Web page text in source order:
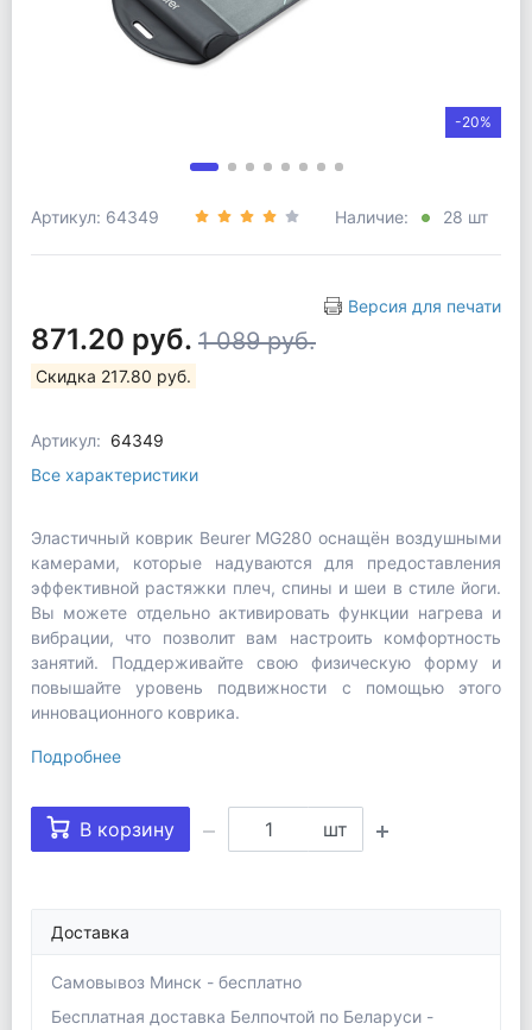
-20%
Артикул: 64349 Наличие: 28 шт
Версия для печати
871.20 руб. 1 089 руб.
Скидка 217.80 руб.
Артикул: 64349
Все характеристики
Эластичный коврик Beurer MG280 оснащён воздушными
камерами, которые надуваются для предоставления
эффективной растяжки плеч, спины и шеи в стиле йоги.
Вы можете отдельно активировать функции нагрева и
вибрации, что позволит вам настроить комфортность
занятий. Поддерживайте свою физическую форму и
повышайте уровень подвижности с помощью этого
инновационного коврика.
Подробнее
В корзину шт
Доставка
Самовывоз Минск - бесплатно
Бесплатная доставка Белпочтой по Беларуси -